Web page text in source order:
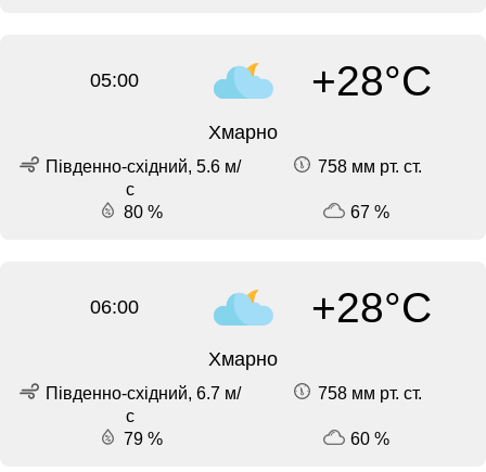
05:00 +28°C
Хмарно
Південно-східний, 5.6 м/
с
758 мм рт. ст.
80 % 67 %
06:00 +28°C
Хмарно
Південно-східний, 6.7 м/
с
758 мм рт. ст.
79 % 60 %